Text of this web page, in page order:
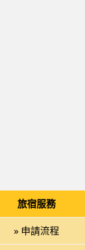
旅宿服務
» 申請流程